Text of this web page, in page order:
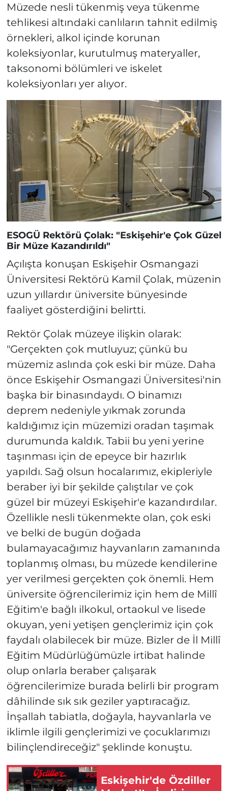
Müzede nesli tükenmiş veya tükenme
tehlikesi altındaki canlıların tahnit edilmiş
örnekleri, alkol içinde korunan
koleksiyonlar, kurutulmuş materyaller,
taksonomi bölümleri ve iskelet
koleksiyonları yer alıyor.
ESOGÜ Rektörü Çolak: "Eskişehir'e Çok Güzel
Bir Müze Kazandırıldı"
Açılışta konuşan Eskişehir Osmangazi
Üniversitesi Rektörü Kamil Çolak, müzenin
uzun yıllardır üniversite bünyesinde
faaliyet gösterdiğini belirtti.
Rektör Çolak müzeye ilişkin olarak:
"Gerçekten çok mutluyuz; çünkü bu
müzemiz aslında çok eski bir müze. Daha
önce Eskişehir Osmangazi Üniversitesi'nin
başka bir binasındaydı. O binamızı
deprem nedeniyle yıkmak zorunda
kaldığımız için müzemizi oradan taşımak
durumunda kaldık. Tabii bu yeni yerine
taşınması için de epeyce bir hazırlık
yapıldı. Sağ olsun hocalarımız, ekipleriyle
beraber iyi bir şekilde çalıştılar ve çok
güzel bir müzeyi Eskişehir'e kazandırdılar.
Özellikle nesli tükenmekte olan, çok eski
ve belki de bugün doğada
bulamayacağımız hayvanların zamanında
toplanmış olması, bu müzede kendilerine
yer verilmesi gerçekten çok önemli. Hem
üniversite öğrencilerimiz için hem de Millî
Eğitim'e bağlı ilkokul, ortaokul ve lisede
okuyan, yeni yetişen gençlerimiz için çok
faydalı olabilecek bir müze. Bizler de İl Millî
Eğitim Müdürlüğümüzle irtibat halinde
olup onlarla beraber çalışarak
öğrencilerimize burada belirli bir program
dâhilinde sık sık geziler yaptıracağız.
İnşallah tabiatla, doğayla, hayvanlarla ve
iklimle ilgili gençlerimizi ve çocuklarımızı
bilinçlendireceğiz" şeklinde konuştu.
Eskişehir'de Özdiller